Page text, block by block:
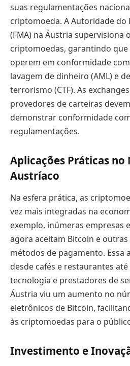
suas regulamentações
criptomoeda. A Autoridade do
(FMA) na Áustria supervisiona
criptomoedas, garantindo que
operem em conformidade
lavagem de dinheiro (AML) e
terrorismo (CTF). As
provedores de carteiras
demonstrar conformidade
regulamentações.
Aplicações Práticas no
Austríaco
Na esfera prática, as
vez mais integradas na
exemplo, inúmeras empresas
agora aceitam Bitcoin e
métodos de pagamento. Essa
desde cafés e restaurantes
tecnologia e prestadores de
Áustria viu um aumento no
eletrônicos de Bitcoin,
às criptomoedas para o
Investimento e